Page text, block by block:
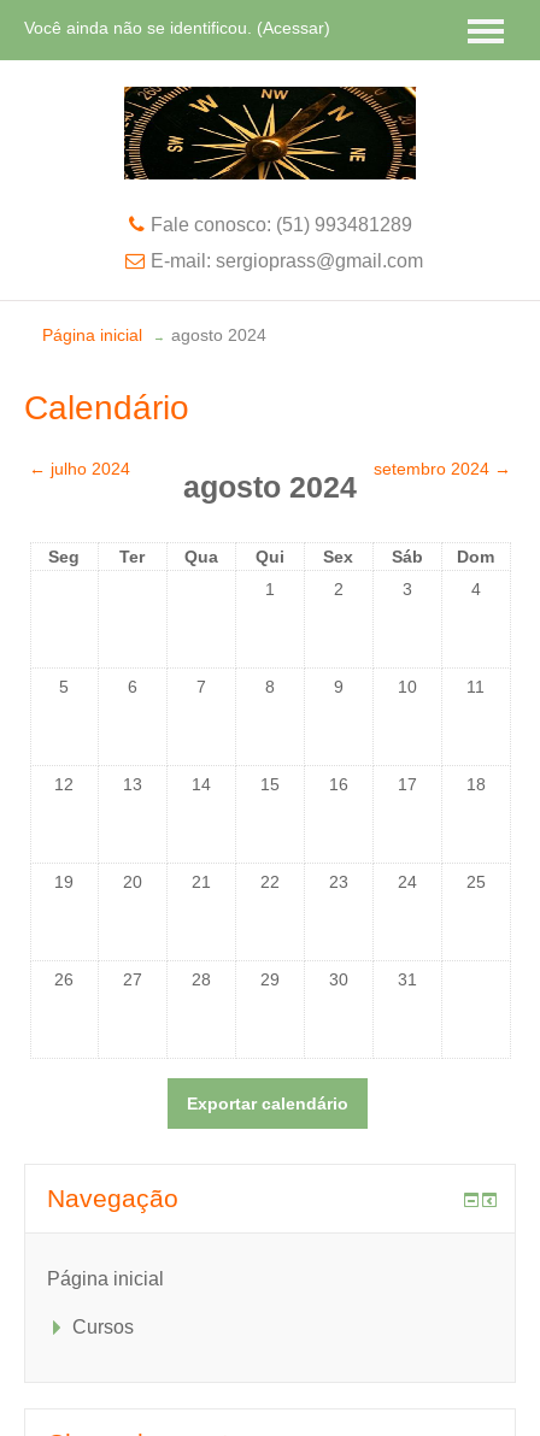
Você ainda não se identificou. (Acessar)
Português - Brasil ‎(pt_br)‎
Fale conosco: (51) 993481289
E-mail: sergioprass@gmail.com
Página inicial → agosto 2024
Calendário
← julho 2024
agosto 2024
setembro 2024 →
Seg Ter Qua Qui Sex Sáb
Dom
1
2 3 4
5 6 7 8 9 10 11
12 13 14 15 16 17 18
19 20 21 22 23 24 25
26 27 28 29 30 31
Navegação
Página inicial
Cursos